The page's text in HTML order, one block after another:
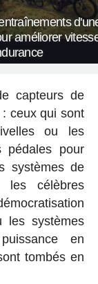
améliorer
capteurs de
ceux qui sont
ou les
pédales pour
systèmes de
les célèbres
les systèmes
en
tombés en